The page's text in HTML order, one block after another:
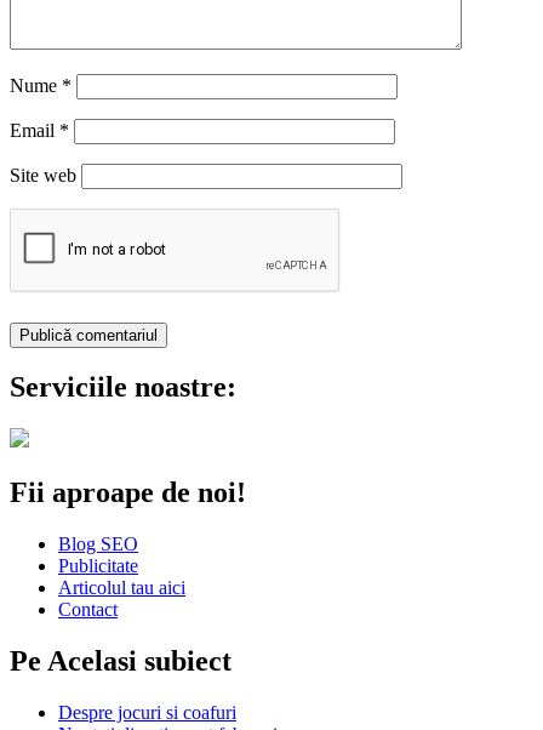
Nume *
Email *
Site web
Serviciile noastre:
Fii aproape de noi!
Blog SEO
Publicitate
Articolul tau aici
Contact
Pe Acelasi subiect
Despre jocuri si coafuri